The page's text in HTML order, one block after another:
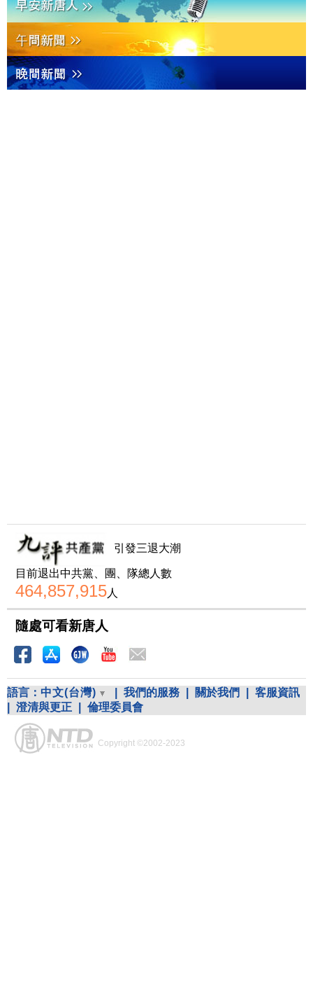
引發三退大潮
目前退出中共黨、團、隊總人數
464,857,915人
隨處可看新唐人
語言： 中文(台灣) 我們的服務 關於我們
客服資訊
澄清與更正 倫理委員會
Copyright ©2002-2023